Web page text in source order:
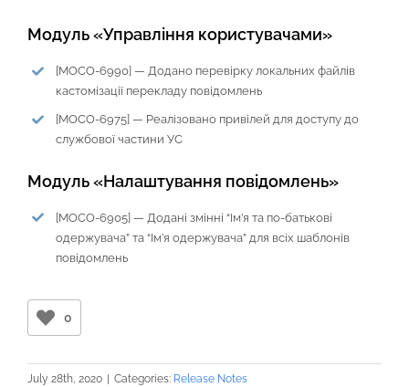
Модуль «Управління користувачами»
[MOCO-6990] — Додано перевірку локальних файлів
кастомізації перекладу повідомлень
[MOCO-6975] — Реалізовано привілей для доступу до
службової частини УС
Модуль «Налаштування повідомлень»
[MOCO-6905] — Додані змінні “Ім’я та по-батькові
одержувача” та “Ім’я одержувача” для всіх шаблонів
повідомлень
0
July 28th, 2020 Categories: Release Notes